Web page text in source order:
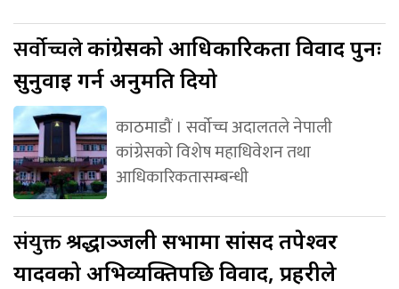
सर्वोच्चलेकांग्रेसको आधिकारिकता विवाद पुनः
सुनुवाइ गर्न अनुमति दियो
काठमाडौं । सर्वोच्च अदालतले नेपाली
कांग्रेसको विशेष महाधिवेशन तथा
आधिकारिकतासम्बन्धी
संयुक्तश्रद्धाञ्जली सभामा सांसद तपेश्वर
यादवको अभिव्यक्तिपछि विवाद, प्रहरीले